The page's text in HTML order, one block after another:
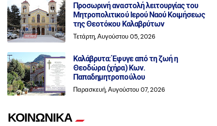
Προσωρινή αναστολή λειτουργίας του
Μητροπολιτικού Ιερού Ναού Κοιμήσεως
της Θεοτόκου Καλαβρύτων
Τετάρτη, Αυγούστου 05, 2026
Καλάβρυτα: Έφυγε από τη ζωή η
Θεοδώρα (χήρα) Κων.
Παπαδημητροπούλου
Παρασκευή, Αυγούστου 07, 2026
ΚΟΙΝΩΝΙΚΑ